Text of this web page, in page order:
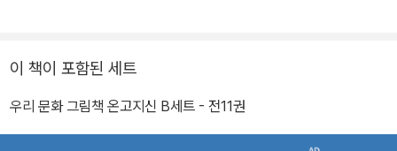
이 책이 포함된 세트
우리 문화 그림책 온고지신 B세트 - 전11권